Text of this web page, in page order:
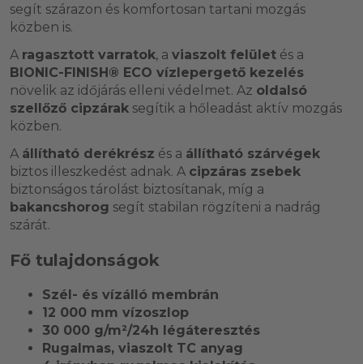
segít szárazon és komfortosan tartani mozgás
közben is.
A ragasztott varratok, a viaszolt felület és a
BIONIC-FINISH® ECO vízlepergető kezelés
növelik az időjárás elleni védelmet. Az oldalsó
szellőző cipzárak segítik a hőleadást aktív mozgás
közben.
A állítható derékrész és a állítható szárvégek
biztos illeszkedést adnak. A cipzáras zsebek
biztonságos tárolást biztosítanak, míg a
bakancshorog segít stabilan rögzíteni a nadrág
szárát.
Fő tulajdonságok
Szél- és vízálló membrán
12 000 mm vízoszlop
30 000 g/m²/24h légáteresztés
Rugalmas, viaszolt TC anyag